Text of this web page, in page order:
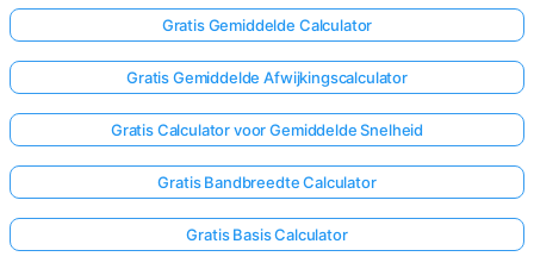
Gratis Gemiddelde Calculator
Gratis Gemiddelde Afwijkingscalculator
Gratis Calculator voor Gemiddelde Snelheid
Gratis Bandbreedte Calculator
Gratis Basis Calculator